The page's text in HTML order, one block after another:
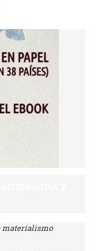
materialismo